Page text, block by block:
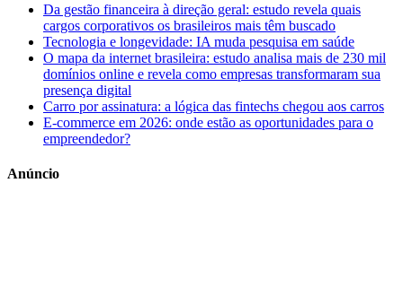
Da gestão financeira à direção geral: estudo revela quais
cargos corporativos os brasileiros mais têm buscado
Tecnologia e longevidade: IA muda pesquisa em saúde
O mapa da internet brasileira: estudo analisa mais de 230 mil
domínios online e revela como empresas transformaram sua
presença digital
Carro por assinatura: a lógica das fintechs chegou aos carros
E-commerce em 2026: onde estão as oportunidades para o
empreendedor?
Anúncio